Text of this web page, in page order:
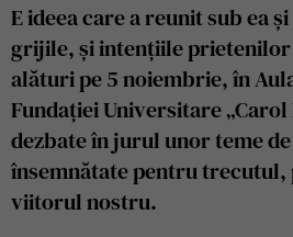
E ideea care a reunit sub ea
grijile, și intențiile prietenilor
alături pe 5 noiembrie, în
Fundației Universitare „Carol
dezbate în jurul unor teme
însemnătate pentru trecutul,
viitorul nostru.